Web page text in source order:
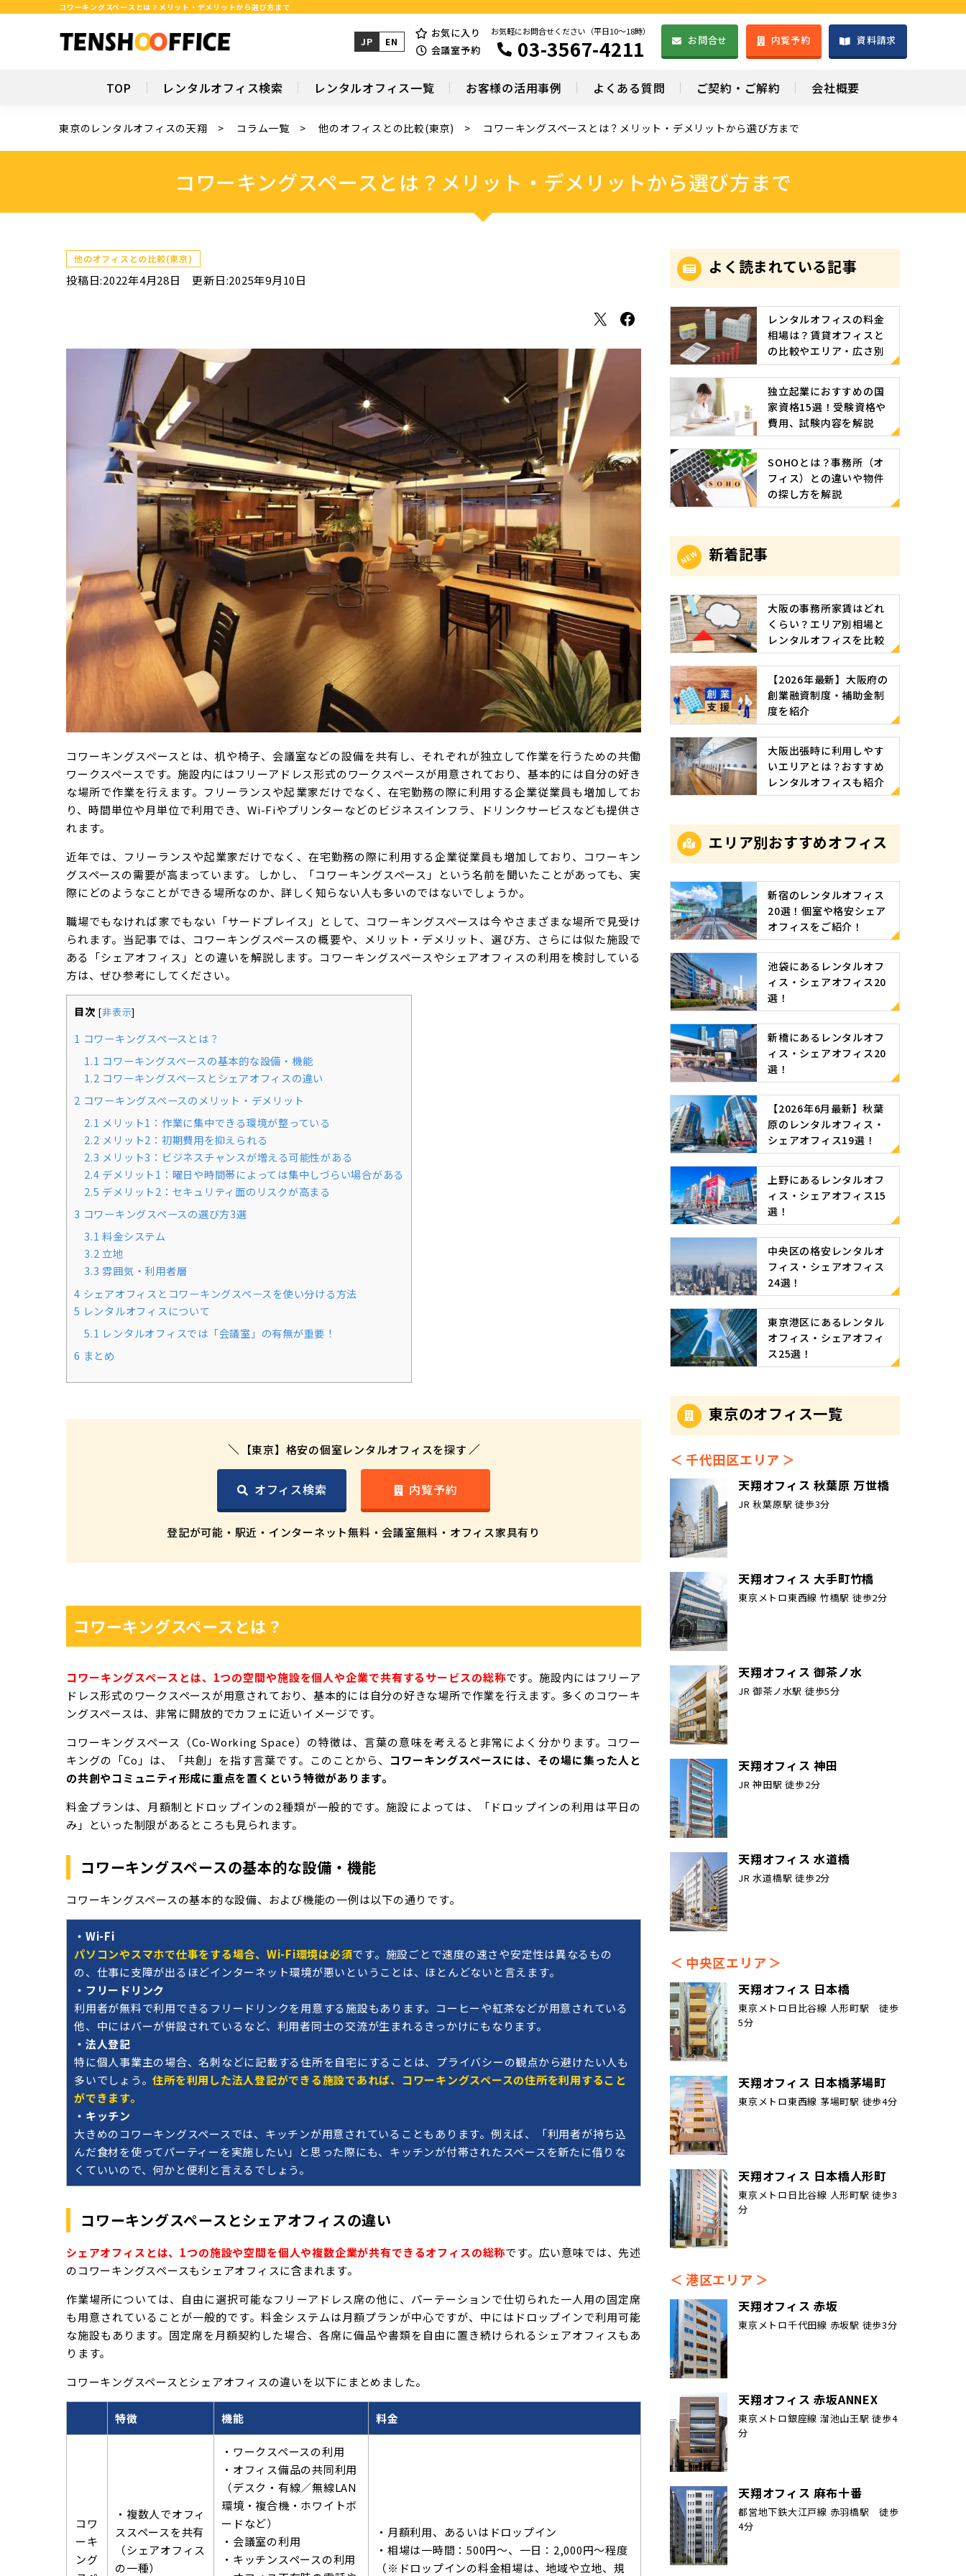
コワーキングスペースとは？メリット・デメリットから選び方まで
JP EN
お気に入り
会議室予約
お気軽にお問合せください（平日10～18時）
03-3567-4211 お問合せ 内覧予約 資料請求
TOP レンタルオフィス検索 レンタルオフィス一覧 お客様の活用事例 よくある質問 ご契約・ご解約 会社概要
東京のレンタルオフィスの天翔 コラム一覧 他のオフィスとの比較(東京) コワーキングスペースとは？メリット・デメリットから選び方まで
コワーキングスペースとは？メリット・デメリットから選び方まで
他のオフィスとの比較(東京)
投稿日:2022年4月28日更新日:2025年9月10日
X Facebook
コワーキングスペースとは、机や椅子、会議室などの設備を共有し、それぞれが独立して作業を行うための共働
ワークスペースです。施設内にはフリーアドレス形式のワークスペースが用意されており、基本的には自分の好き
な場所で作業を行えます。フリーランスや起業家だけでなく、在宅勤務の際に利用する企業従業員も増加してお
り、時間単位や月単位で利用でき、Wi-Fiやプリンターなどのビジネスインフラ、ドリンクサービスなども提供さ
れます。
近年では、フリーランスや起業家だけでなく、在宅勤務の際に利用する企業従業員も増加しており、コワーキン
グスペースの需要が高まっています。 しかし、「コワーキングスペース」という名前を聞いたことがあっても、実
際にどのようなことができる場所なのか、詳しく知らない人も多いのではないでしょうか。
職場でもなければ家でもない「サードプレイス」として、コワーキングスペースは今やさまざまな場所で見受け
られます。当記事では、コワーキングスペースの概要や、メリット・デメリット、選び方、さらには似た施設で
ある「シェアオフィス」との違いを解説します。コワーキングスペースやシェアオフィスの利用を検討している
方は、ぜひ参考にしてください。
目次 [非表示]
1 コワーキングスペースとは？
1.1 コワーキングスペースの基本的な設備・機能
1.2 コワーキングスペースとシェアオフィスの違い
2 コワーキングスペースのメリット・デメリット
2.1 メリット1：作業に集中できる環境が整っている
2.2 メリット2：初期費用を抑えられる
2.3 メリット3：ビジネスチャンスが増える可能性がある
2.4 デメリット1：曜日や時間帯によっては集中しづらい場合がある
2.5 デメリット2：セキュリティ面のリスクが高まる
3 コワーキングスペースの選び方3選
3.1 料金システム
3.2 立地
3.3 雰囲気・利用者層
4 シェアオフィスとコワーキングスペースを使い分ける方法
5 レンタルオフィスについて
5.1 レンタルオフィスでは「会議室」の有無が重要！
6 まとめ
【東京】格安の個室レンタルオフィスを探す
オフィス検索 内覧予約
登記が可能・駅近・インターネット無料・ 会議室無料・オフィス家具有り
コワーキングスペースとは？
コワーキングスペースとは、1つの空間や施設を個人や企業で共有するサービスの総称です。施設内にはフリーア
ドレス形式のワークスペースが用意されており、基本的には自分の好きな場所で作業を行えます。多くのコワーキ
ングスペースは、非常に開放的でカフェに近いイメージです。
コワーキングスペース（Co-Working Space）の特徴は、言葉の意味を考えると非常によく分かります。コワー
キングの「Co」は、「共創」を指す言葉です。このことから、 コワーキングスペースには、その場に集った人と
の共創やコミュニティ形成に重点を置くという特徴があります。
料金プランは、月額制とドロップインの2種類が一般的です。施設によっては、「ドロップインの利用は平日の
み」といった制限があるところも見られます。
コワーキングスペースの基本的な設備・機能
コワーキングスペースの基本的な設備、および機能の一例は以下の通りです。
・Wi-Fi
パソコンやスマホで仕事をする場合、Wi-Fi環境は必須です。施設ごとで速度の速さや安定性は異なるもの
の、仕事に支障が出るほどインターネット環境が悪いということは、ほとんどないと言えます。
・フリードリンク
利用者が無料で利用できるフリードリンクを用意する施設もあります。コーヒーや紅茶などが用意されている
他、中にはバーが併設されているなど、利用者同士の交流が生まれるきっかけにもなります。
・法人登記
特に個人事業主の場合、名刺などに記載する住所を自宅にすることは、プライバシーの観点から避けたい人も
多いでしょう。住所を利用した法人登記ができる施設であれば、コワーキングスペースの住所を利用すること
ができます。
・キッチン
大きめのコワーキングスペースでは、キッチンが用意されていることもあります。例えば、「利用者が持ち込
んだ食材を使ってパーティーを実施したい」と思った際にも、キッチンが付帯されたスペースを新たに借りな
くていいので、何かと便利と言えるでしょう。
コワーキングスペースとシェアオフィスの違い
シェアオフィスとは、1つの施設や空間を個人や複数企業が共有できるオフィスの総称です。広い意味では、先述
のコワーキングスペースもシェアオフィスに含まれます。
作業場所については、自由に選択可能なフリーアドレス席の他に、パーテーションで仕切られた一人用の固定席
も用意されていることが一般的です。料金システムは月額プランが中心ですが、中にはドロップインで利用可能
な施設もあります。固定席を月額契約した場合、各席に備品や書類を自由に置き続けられるシェアオフィスもあ
ります。
コワーキングスペースとシェアオフィスの違いを以下にまとめました。
特徴 機能 料金
コワ
ーキ
ング
・複数人でオフィ
ススペースを共有
（シェアオフィス
の一種）
・ワークスペースの利用
・オフィス備品の共同利用
（デスク・有線／無線LAN
環境・複合機・ホワイトボ
ードなど）
・会議室の利用
・キッチンスペースの利用
・月額利用、あるいはドロップイン
・相場は一時間：500円～、一日：2,000円～程度
（※ドロップインの料金相場は、地域や立地、規
よく読まれている記事
レンタルオフィスの料金
相場は？賃貸オフィスと
の比較やエリア・広さ別
の相場目安
独立起業におすすめの国
家資格15選！受験資格や
費用、試験内容を解説
SOHOとは？事務所（オ
フィス）との違いや物件
の探し方を解説
新着記事
大阪の事務所家賃はどれ
くらい？エリア別相場と
レンタルオフィスを比較
【2026年最新】大阪府の
創業融資制度・補助金制
度を紹介
大阪出張時に利用しやす
いエリアとは？おすすめ
レンタルオフィスも紹介
エリア別おすすめオフィス
新宿のレンタルオフィス
20選！個室や格安シェア
オフィスをご紹介！
池袋にあるレンタルオフ
ィス・シェアオフィス20
選！
新橋にあるレンタルオフ
ィス・シェアオフィス20
選！
【2026年6月最新】秋葉
原のレンタルオフィス・
シェアオフィス19選！
上野にあるレンタルオフ
ィス・シェアオフィス15
選！
中央区の格安レンタルオ
フィス・シェアオフィス
24選！
東京港区にあるレンタル
オフィス・シェアオフィ
ス25選！
東京のオフィス一覧
千代田区エリア
天翔オフィス 秋葉原 万世橋
JR 秋葉原駅 徒歩3分
天翔オフィス 大手町竹橋
東京メトロ東西線 竹橋駅 徒歩2分
天翔オフィス 御茶ノ水
JR 御茶ノ水駅 徒歩5分
天翔オフィス 神田
JR 神田駅 徒歩2分
天翔オフィス 水道橋
JR 水道橋駅 徒歩2分
中央区エリア
天翔オフィス 日本橋
東京メトロ日比谷線 人形町駅 徒歩
5分
天翔オフィス 日本橋茅場町
東京メトロ東西線 茅場町駅 徒歩4分
天翔オフィス 日本橋人形町
東京メトロ日比谷線 人形町駅 徒歩3
分
港区エリア
天翔オフィス 赤坂
東京メトロ千代田線 赤坂駅 徒歩3分
天翔オフィス 赤坂ANNEX
東京メトロ銀座線 溜池山王駅 徒歩4
分
天翔オフィス 麻布十番
都営地下鉄大江戸線 赤羽橋駅 徒歩
4分